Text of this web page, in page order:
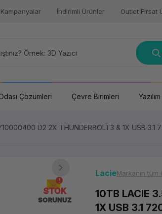
Kampanyalar İndirimli Ürünler Outlet Fırsat
Çözümleri Çevre Birimleri Yazılım
D2 2X THUNDERBOLT3 & 1X USB 3.1
STOK
SORUNUZ
LacieMarkanın tüm
10TB LACIE
1X USB 3.1